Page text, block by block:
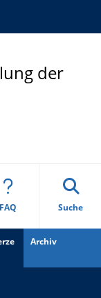
der
FAQ Suche
Archiv